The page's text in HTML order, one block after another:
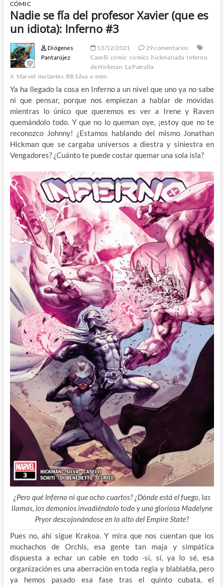
CÓMIC
Nadie se fía del profesor Xavier (que es
un idiota): Inferno #3
Diógenes
Pantarújez
13/12/2021
29 comentarios
Caselli cómic comics hickmanada Inferno
de Hickman La Patrulla
X Marvel mutantes RB Silva x-men
Ya ha llegado la cosa en Inferno a un nivel que uno ya no sabe
ni que pensar, porque nos empiezan a hablar de movidas
mientras lo único que queremos es ver a Irene y Raven
quemándolo todo. Y que no lo queman oye, ¡estoy que no te
reconozco Johnny! ¿Estamos hablando del mismo Jonathan
Hickman que se cargaba universos a diestra y siniestra en
Vengadores? ¿Cuánto te puede costar quemar una sola isla?
¿Pero qué Inferno ni que ocho cuartos? ¿Dónde está el fuego, las
llamas, los demonios invadiéndolo todo y una gloriosa Madelyne
Pryor descojonándose en lo alto del Empire State?
Pues no, ahí sigue Krakoa. Y mira que nos cuentan que los
muchachos de Orchis, esa gente tan maja y simpática
dispuesta a echar un cable en todo -sí, sí, ya lo sé, esa
organización es una aberración en toda regla y blablabla, pero
ya hemos pasado esa fase trasel quinto cubata, el